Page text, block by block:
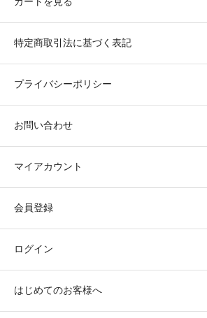
特定商取引法に基づく表記
プライバシーポリシー
お問い合わせ
マイアカウント
会員登録
ログイン
はじめてのお客様へ